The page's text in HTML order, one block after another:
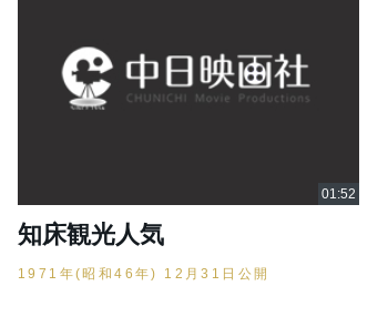
知床観光人気
1971年(昭和46年) 12月31日公開